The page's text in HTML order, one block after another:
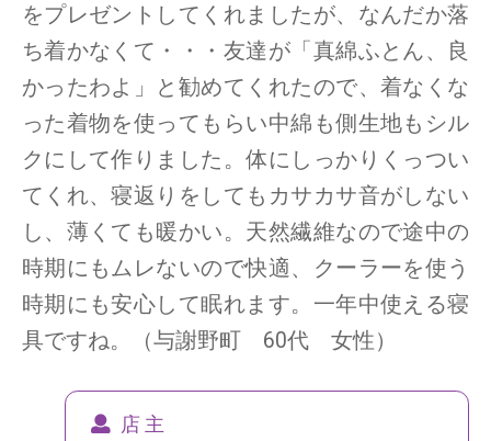
をプレゼントしてくれましたが、なんだか落
ち着かなくて・・・友達が「真綿ふとん、良
かったわよ」と勧めてくれたので、着なくな
った着物を使ってもらい中綿も側生地もシル
クにして作りました。体にしっかりくっつい
てくれ、寝返りをしてもカサカサ音がしない
し、薄くても暖かい。天然繊維なので途中の
時期にもムレないので快適、クーラーを使う
時期にも安心して眠れます。一年中使える寝
具ですね。（与謝野町 60代 女性）
店 主